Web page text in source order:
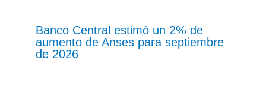
Banco Central estimó un 2% de
aumento de Anses para septiembre
de 2026